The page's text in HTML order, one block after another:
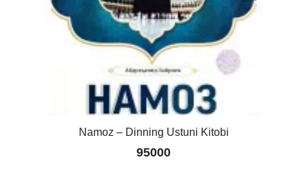
Namoz – Dinning Ustuni Kitobi
95000